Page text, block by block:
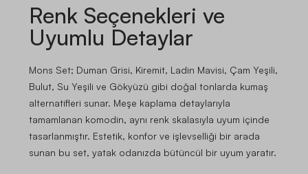
Renk Seçenekleri ve
Uyumlu Detaylar
Mons Set; Duman Grisi, Kiremit, Ladin Mavisi, Çam Yeşili,
Bulut, Su Yeşili ve Gökyüzü gibi doğal tonlarda kumaş
alternatifleri sunar. Meşe kaplama detaylarıyla
tamamlanan komodin, aynı renk skalasıyla uyum içinde
tasarlanmıştır. Estetik, konfor ve işlevselliği bir arada
sunan bu set, yatak odanızda bütüncül bir uyum yaratır.